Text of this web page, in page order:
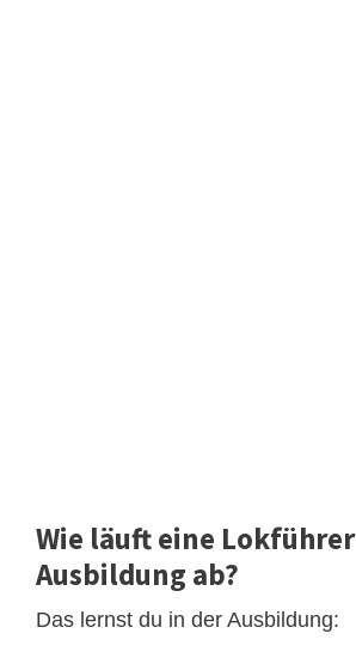
Wie läuft eine Lokführer
Ausbildung ab?
Das lernst du in der Ausbildung: